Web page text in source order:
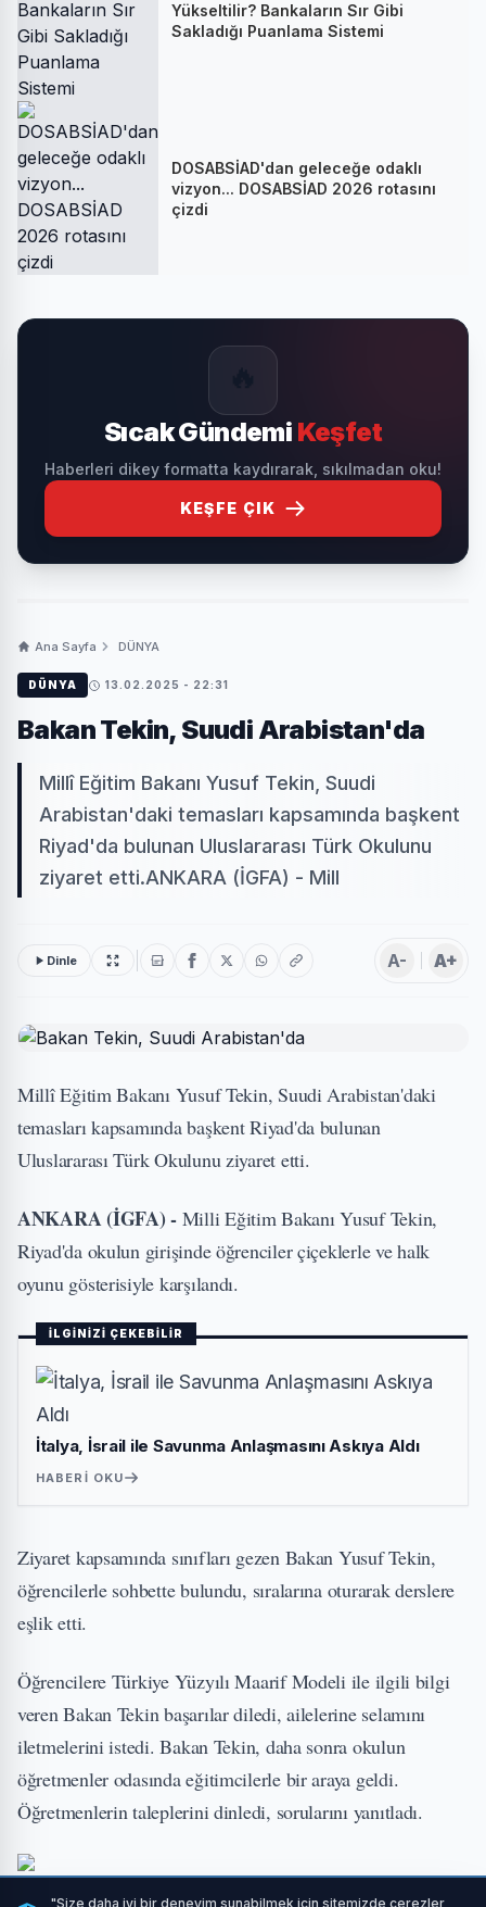
Yükseltilir? Bankaların Sır Gibi
Sakladığı Puanlama Sistemi
DOSABSİAD'dan geleceğe odaklı
vizyon... DOSABSİAD 2026 rotasını
çizdi
Sıcak Gündemi Keşfet
Haberleri dikey formatta kaydırarak, sıkılmadan oku!
KEŞFE ÇIK
Ana Sayfa DÜNYA
DÜNYA 13.02.2025 - 22:31
Bakan Tekin, Suudi Arabistan'da
Millî Eğitim Bakanı Yusuf Tekin, Suudi
Arabistan'daki temasları kapsamında başkent
Riyad'da bulunan Uluslararası Türk Okulunu
ziyaret etti.ANKARA (İGFA) - Mill
Dinle A- A+
Millî Eğitim Bakanı Yusuf Tekin, Suudi Arabistan'daki
temasları kapsamında başkent Riyad'da bulunan
Uluslararası Türk Okulunu ziyaret etti.
ANKARA (İGFA) -Milli Eğitim Bakanı Yusuf Tekin,
Riyad'da okulun girişinde öğrenciler çiçeklerle ve halk
oyunu gösterisiyle karşılandı.
İLGİNİZİ ÇEKEBİLİR
İtalya, İsrail ile Savunma Anlaşmasını Askıya Aldı
HABERI OKU
Ziyaret kapsamında sınıfları gezen Bakan Yusuf Tekin,
öğrencilerle sohbette bulundu, sıralarına oturarak derslere
eşlik etti.
Öğrencilere Türkiye Yüzyılı Maarif Modeli ile ilgili bilgi
veren Bakan Tekin başarılar diledi, ailelerine selamını
iletmelerini istedi. Bakan Tekin, daha sonra okulun
öğretmenler odasında eğitimcilerle bir araya geldi.
Öğretmenlerin taleplerini dinledi, sorularını yanıtladı.
"Size daha iyi bir deneyim sunabilmek için sitemizde çerezler